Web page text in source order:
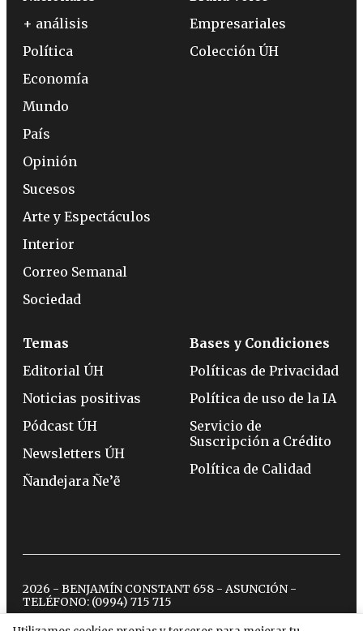
+ análisis
Política
Economía
Mundo
País
Opinión
Sucesos
Arte y Espectáculos
Interior
Correo Semanal
Sociedad
Empresariales
Colección ÚH
Temas
Editorial ÚH
Noticias positivas
Pódcast ÚH
Newsletters ÚH
Ñandejara Ñe’ẽ
Bases y Condiciones
Políticas de Privacidad
Política de uso de la IA
Servicio de
Suscripción a Crédito
Política de Calidad
2026 - BENJAMÍN CONSTANT 658 - ASUNCIÓN -
TELÉFONO: (0994) 715 715